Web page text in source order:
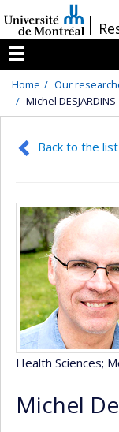
au
contenu
/
Menu
Home Our
Michel DESJARDINS
Back to the
Health Sciences;
Michel